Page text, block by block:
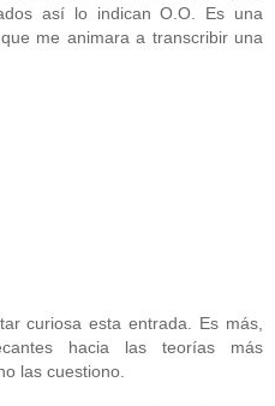
así lo indican O.O. Es una
me animara a transcribir una
curiosa esta entrada. Es más,
hacia las teorías más
las cuestiono.